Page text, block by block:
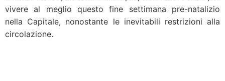
vivere al meglio questo fine settimana pre-natalizio
nella Capitale, nonostante le inevitabili restrizioni alla
circolazione.